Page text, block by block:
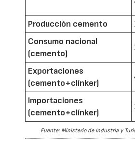
Producción cemento
Consumo nacional
(cemento)
Exportaciones
(cemento+clínker)
Importaciones
(cemento+clínker)
Fuente: Ministerio de Industria y